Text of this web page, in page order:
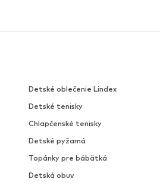
Detské oblečenie Lindex
Detské tenisky
Chlapčenské tenisky
Detské pyžamá
Topánky pre bábätká
Detská obuv